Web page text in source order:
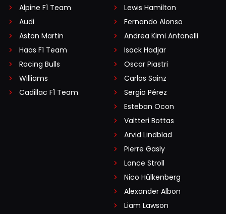
Alpine F1 Team
Audi
Aston Martin
Haas F1 Team
Racing Bulls
Williams
Cadillac F1 Team
Lewis Hamilton
Fernando Alonso
Andrea Kimi Antonelli
Isack Hadjar
Oscar Piastri
Carlos Sainz
Sergio Pérez
Esteban Ocon
Valtteri Bottas
Arvid Lindblad
Pierre Gasly
Lance Stroll
Nico Hülkenberg
Alexander Albon
Liam Lawson